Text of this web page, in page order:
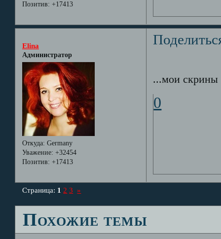
Позитив: +17413
Elina
Администратор
Откуда: Germany
Уважение: +32454
Позитив: +17413
...мои скрины
0
Страница: 1 2 3 »
Похожие темы